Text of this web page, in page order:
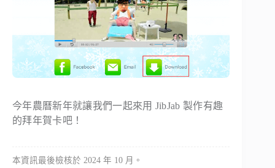
今年農曆新年就讓我們一起來用 JibJab 製作有趣
的拜年賀卡吧！
本資訊最後檢核於 2024 年 10 月。